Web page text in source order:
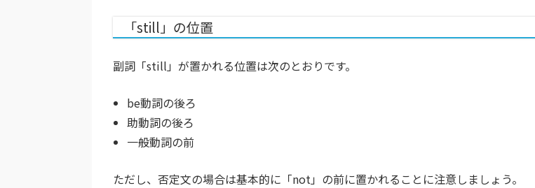
「still」の位置
副詞「still」が置かれる位置は次のとおりです。
be動詞の後ろ
助動詞の後ろ
一般動詞の前
ただし、否定文の場合は基本的に「not」の前に置かれることに注意しましょう。